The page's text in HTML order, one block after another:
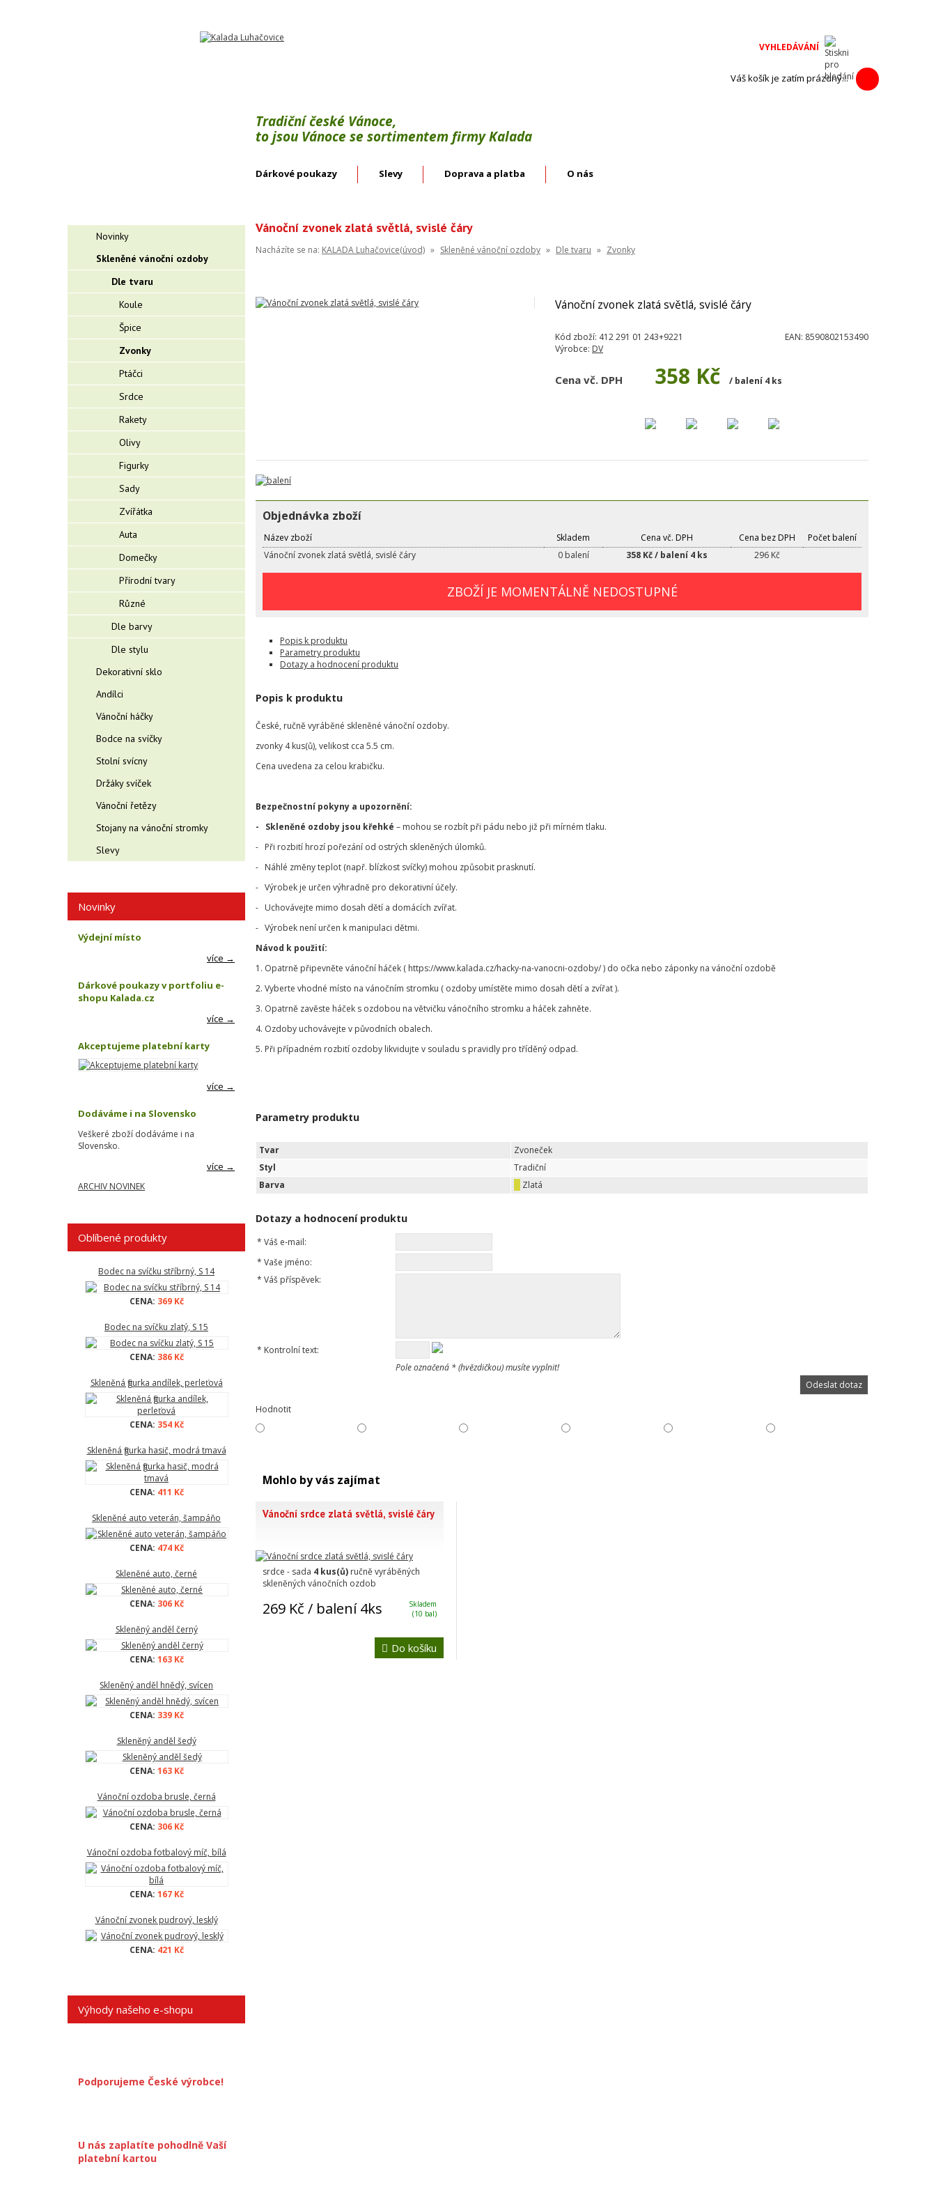
Tradiční české Vánoce,
to jsou Vánoce se sortimentem firmy Kalada
Váš košík je zatím prázdný...
Dárkové poukazy Slevy Doprava a platba O nás
Novinky
Skleněné vánoční ozdoby
Dle tvaru
Koule
Špice
Zvonky
Ptáčci
Srdce
Rakety
Olivy
Figurky
Sady
Zvířátka
Auta
Domečky
Přírodní tvary
Různé
Dle barvy
Dle stylu
Dekorativní sklo
Andílci
Vánoční háčky
Bodce na svíčky
Stolní svícny
Držáky svíček
Vánoční řetězy
Stojany na vánoční stromky
Slevy
Novinky
Výdejní místo
více →
Dárkové poukazy v portfoliu e-
shopu Kalada.cz
více →
Akceptujeme platební karty
více →
Dodáváme i na Slovensko
Veškeré zboží dodáváme i na
Slovensko.
více →
ARCHIV NOVINEK
Oblíbené produkty
Bodec na svíčku stříbrný, S 14
CENA: 369 Kč
Bodec na svíčku zlatý, S 15
CENA: 386 Kč
Skleněná figurka andílek, perleťová
CENA: 354 Kč
Skleněná figurka hasič, modrá tmavá
CENA: 411 Kč
Skleněné auto veterán, šampáňo
CENA: 474 Kč
Skleněné auto, černé
CENA: 306 Kč
Skleněný anděl černý
CENA: 163 Kč
Skleněný anděl hnědý, svícen
CENA: 339 Kč
Skleněný anděl šedý
CENA: 163 Kč
Vánoční ozdoba brusle, černá
CENA: 306 Kč
Vánoční ozdoba fotbalový míč, bílá
CENA: 167 Kč
Vánoční zvonek pudrový, lesklý
CENA: 421 Kč
Výhody našeho e-shopu
Podporujeme České výrobce!
U nás zaplatíte pohodlně Vaší
platební kartou
Vánoční zvonek zlatá světlá, svislé čáry
Nacházíte se na: KALADA Luhačovice(úvod) » Skleněné vánoční ozdoby » Dle tvaru » Zvonky
Vánoční zvonek zlatá světlá, svislé čáry
Kód zboží: 412 291 01 243+9221 EAN: 8590802153490
Výrobce: DV
Cena vč. DPH 358 Kč / balení 4 ks
Objednávka zboží
Název zboží Skladem Cena vč. DPH Cena bez DPH
Počet balení
Vánoční zvonek zlatá světlá, svislé čáry
0 balení 358 Kč / balení 4 ks 296 Kč
ZBOŽÍ JE MOMENTÁLNĚ NEDOSTUPNÉ
Popis k produktu
Parametry produktu
Dotazy a hodnocení produktu
Popis k produktu
České, ručně vyráběné skleněné vánoční ozdoby.
zvonky 4 kus(ů), velikost cca 5.5 cm.
Cena uvedena za celou krabičku.
Bezpečnostní pokyny a upozornění:
- Skleněné ozdoby jsou křehké – mohou se rozbít při pádu nebo již při mírném tlaku.
- Při rozbití hrozí pořezání od ostrých skleněných úlomků.
- Náhlé změny teplot (např. blízkost svíčky) mohou způsobit prasknutí.
- Výrobek je určen výhradně pro dekorativní účely.
- Uchovávejte mimo dosah dětí a domácích zvířat.
- Výrobek není určen k manipulaci dětmi.
Návod k použití:
1. Opatrně připevněte vánoční háček ( https://www.kalada.cz/hacky-na-vanocni-ozdoby/ ) do očka nebo záponky na vánoční ozdobě
2. Vyberte vhodné místo na vánočním stromku ( ozdoby umístěte mimo dosah dětí a zvířat ).
3. Opatrně zavěste háček s ozdobou na větvičku vánočního stromku a háček zahněte.
4. Ozdoby uchovávejte v původních obalech.
5. Při případném rozbití ozdoby likvidujte v souladu s pravidly pro tříděný odpad.
Parametry produktu
Tvar
Zvoneček
Styl
Tradiční
Barva
Zlatá
Dotazy a hodnocení produktu
* Váš e-mail:
* Vaše jméno:
* Váš příspěvek:
* Kontrolní text:
Pole označená * (hvězdičkou) musíte vyplnit!
Hodnotit
Mohlo by vás zajímat
Vánoční srdce zlatá světlá, svislé čáry
srdce - sada 4 kus(ů) ručně vyráběných
skleněných vánočních ozdob
269 Kč / balení 4ks
Skladem
(10 bal)
Do košíku